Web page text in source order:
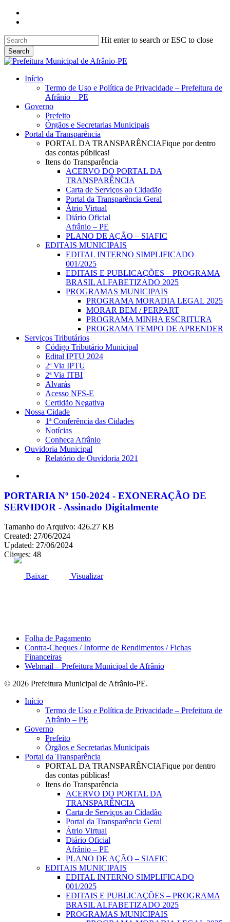
Skip
content
Hit enter to search or ESC to close
Search
Close
search
Menu
Início
Termo de Uso e Política de Privacidade – Prefeitura de
Afrânio – PE
Governo
Prefeito
Órgãos e Secretarias Municipais
Portal da Transparência
PORTAL DA TRANSPARÊNCIAFique por dentro
das contas públicas!
Itens do Transparência
ACERVO DO PORTAL DA
TRANSPARÊNCIA
Carta de Serviços ao Cidadão
Portal da Transparência Geral
Átrio Virtual
Diário Oficial
Afrânio – PE
PLANO DE AÇÃO – SIAFIC
EDITAIS MUNICIPAIS
EDITAL INTERNO SIMPLIFICADO
001/2025
EDITAIS E PUBLICAÇÕES – PROGRAMA
BRASIL ALFABETIZADO 2025
PROGRAMAS MUNICIPAIS
PROGRAMA MORADIA LEGAL 2025
MORAR BEM / PERPART
PROGRAMA MINHA ESCRITURA
PROGRAMA TEMPO DE APRENDER
Serviços Tributários
Código Tributário Municipal
Edital IPTU 2024
2ª Via IPTU
2ª Via ITBI
Alvarás
Acesso NFS-E
Certidão Negativa
Nossa Cidade
1ª Conferência das Cidades
Notícias
Conheça Afrânio
Ouvidoria Municipal
Relatório de Ouvidoria 2021
PORTARIA Nº 150-2024 - EXONERAÇÃO DE
SERVIDOR - Assinado Digitalmente
Tamanho do Arquivo: 426.27 KB
Created: 27/06/2024
Updated: 27/06/2024
Cliques: 48
Baixar Visualizar
Folha de Pagamento
Contra-Cheques / Informe de Rendimentos / Fichas
Financeiras
Webmail – Prefeitura Municipal de Afrânio
© 2026 Prefeitura Municipal de Afrânio-PE.
Close
Início
Termo de Uso e Política de Privacidade – Prefeitura de
Afrânio – PE
Governo
Prefeito
Órgãos e Secretarias Municipais
Portal da Transparência
PORTAL DA TRANSPARÊNCIAFique por dentro
das contas públicas!
Itens do Transparência
ACERVO DO PORTAL DA
TRANSPARÊNCIA
Carta de Serviços ao Cidadão
Portal da Transparência Geral
Átrio Virtual
Diário Oficial
Afrânio – PE
PLANO DE AÇÃO – SIAFIC
EDITAIS MUNICIPAIS
EDITAL INTERNO SIMPLIFICADO
001/2025
EDITAIS E PUBLICAÇÕES – PROGRAMA
BRASIL ALFABETIZADO 2025
PROGRAMAS MUNICIPAIS